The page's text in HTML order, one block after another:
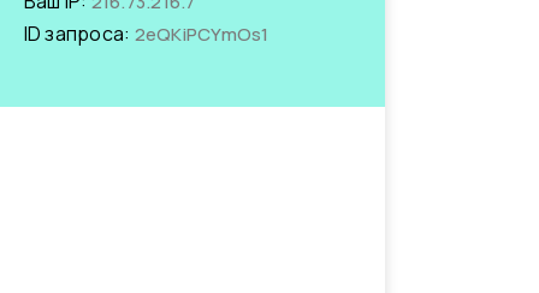
ID запроса: 2eQKiPCYmOs1